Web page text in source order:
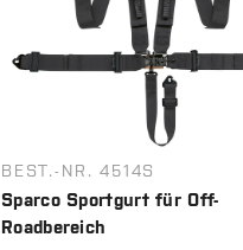
BEST.-NR. 4514S
Sparco Sportgurt für Off-
Roadbereich